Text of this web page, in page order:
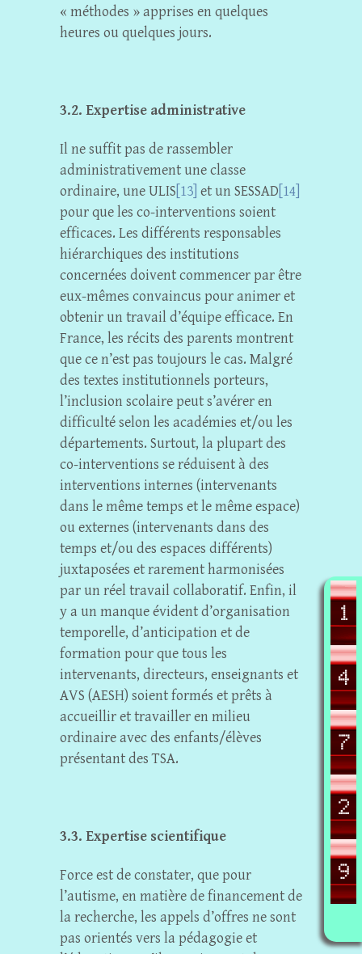
« méthodes » apprises en quelques
heures ou quelques jours.
3.2. Expertise administrative
Il ne suffit pas de rassembler
administrativement une classe
ordinaire, une ULIS [13] et un SESSAD [14]
pour que les co-interventions soient
efficaces. Les différents responsables
hiérarchiques des institutions
concernées doivent commencer par être
eux-mêmes convaincus pour animer et
obtenir un travail d’équipe efficace. En
France, les récits des parents montrent
que ce n’est pas toujours le cas. Malgré
des textes institutionnels porteurs,
l’inclusion scolaire peut s’avérer en
difficulté selon les académies et/ou les
départements. Surtout, la plupart des
co-interventions se réduisent à des
interventions internes (intervenants
dans le même temps et le même espace)
ou externes (intervenants dans des
temps et/ou des espaces différents)
juxtaposées et rarement harmonisées
par un réel travail collaboratif. Enfin, il
y a un manque évident d’organisation
temporelle, d’anticipation et de
formation pour que tous les
intervenants, directeurs, enseignants et
AVS (AESH) soient formés et prêts à
accueillir et travailler en milieu
ordinaire avec des enfants/élèves
présentant des TSA.
3.3. Expertise scientifique
Force est de constater, que pour
l’autisme, en matière de financement de
la recherche, les appels d’offres ne sont
pas orientés vers la pédagogie et